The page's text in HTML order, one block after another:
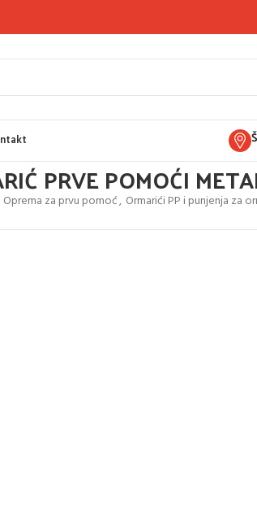
PRVE POMOĆI
Oprema za prvu pomoć, Ormarići PP i punjenja za